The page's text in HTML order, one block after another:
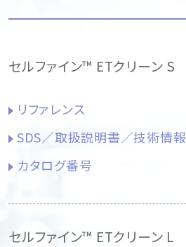
セルファイン™ ETクリーン S
リファレンス
SDS／取扱説明書／技術情報
カタログ番号
セルファイン™ ETクリーン L